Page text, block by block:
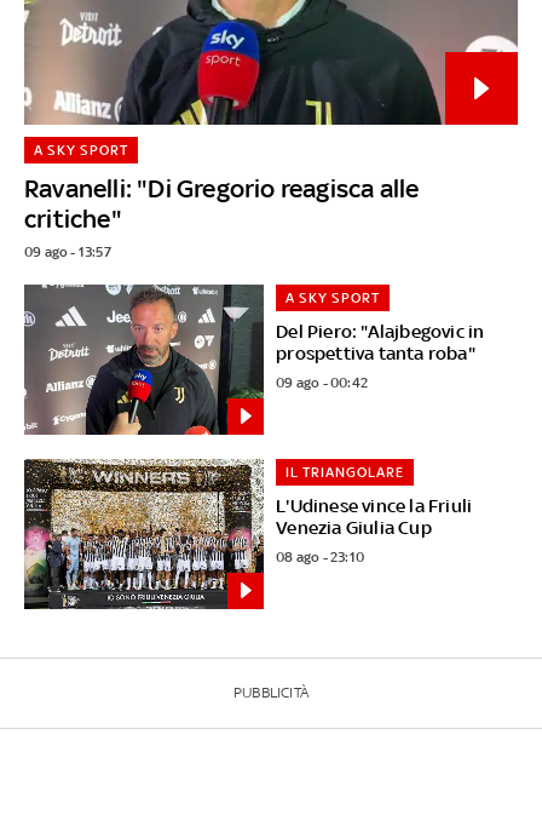
Ravanelli: "Di Gregorio reagisca alle
critiche"
A SKY SPORT
09 ago - 13:57
Del Piero: "Alajbegovic in
prospettiva tanta roba"
A SKY SPORT
09 ago - 00:42
L'Udinese vince la Friuli
Venezia Giulia Cup
IL TRIANGOLARE
08 ago - 23:10
PUBBLICITÀ